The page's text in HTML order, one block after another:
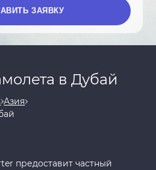
в Дубай
Азия
предоставит частный